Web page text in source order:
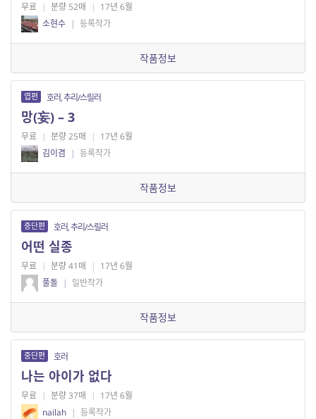
무료 | 분량 52매 | 17년 6월
소현수 | 등록작가
작품정보
엽편 호러, 추리/스릴러
망(妄) – 3
무료 | 분량 25매 | 17년 6월
김이겸
| 등록작가
작품정보
중단편 호러, 추리/스릴러
어떤 실종
무료 | 분량 41매 | 17년 6월
풀돌 | 일반작가
작품정보
중단편 호러
나는 아이가 없다
무료 | 분량 37매 | 17년 6월
nailah | 등록작가